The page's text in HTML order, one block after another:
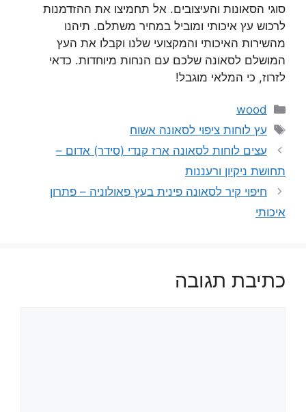
סוגי הסאונות והעיצובים. אל תחמיצו את ההזדמנות
לרכוש עץ איכותי ומוביל במחיר משתלם. תיהנו
מהשירות האיכותי והמקצועי שלנו וקבלו את העץ
המושלם לסאונה שלכם עם הנחות מיוחדות. כדאי
לזרוז, כי המלאי מוגבל!
קטגוריות
wood
תגיות
עץ לוחות ציפוי לסאונה אשוח
עצים לוחות לסאונה ארז קנדי (סידר) אדום –
תחושת ניקיון ורעננות
חיפוי קיר לסאונה פינית בעץ פאולוניה – פתרון
איכותי
כתיבת תגובה